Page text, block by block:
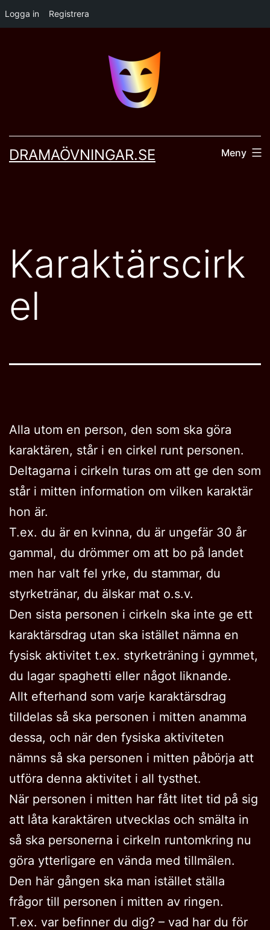
Logga in Registrera
DRAMAÖVNINGAR.SE Meny
Karaktärscirk
el
Alla utom en person, den som ska göra
karaktären, står i en cirkel runt personen.
Deltagarna i cirkeln turas om att ge den som
står i mitten information om vilken karaktär
hon är.
T.ex. du är en kvinna, du är ungefär 30 år
gammal, du drömmer om att bo på landet
men har valt fel yrke, du stammar, du
styrketränar, du älskar mat o.s.v.
Den sista personen i cirkeln ska inte ge ett
karaktärsdrag utan ska istället nämna en
fysisk aktivitet t.ex. styrketräning i gymmet,
du lagar spaghetti eller något liknande.
Allt efterhand som varje karaktärsdrag
tilldelas så ska personen i mitten anamma
dessa, och när den fysiska aktiviteten
nämns så ska personen i mitten påbörja att
utföra denna aktivitet i all tysthet.
När personen i mitten har fått litet tid på sig
att låta karaktären utvecklas och smälta in
så ska personerna i cirkeln runtomkring nu
göra ytterligare en vända med tillmälen.
Den här gången ska man istället ställa
frågor till personen i mitten av ringen.
T.ex. var befinner du dig? – vad har du för